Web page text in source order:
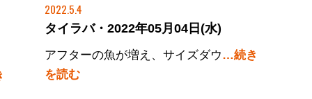
2022.5.4
タイラバ・2022年05月04日(水)
アフターの魚が増え、サイズダウ…続き
を読む